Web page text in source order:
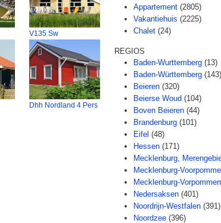
V135 Sw
Dhh Nordland 4 Pers
Appartement (2805)
Vakantiehuis (2225)
Chalet (24)
REGIOS
Baden-Wurttemberg (13)
Baden-Württemberg (143)
Beieren (320)
Beierse Woud (104)
Boven Beieren (44)
Brandenburg (101)
Eifel (48)
Hessen (171)
Mecklenburg,
Mecklenburg-
Mecklenburg-
Nedersaksen (401)
Noordrijn-Westfalen (391)
Noordzee (396)